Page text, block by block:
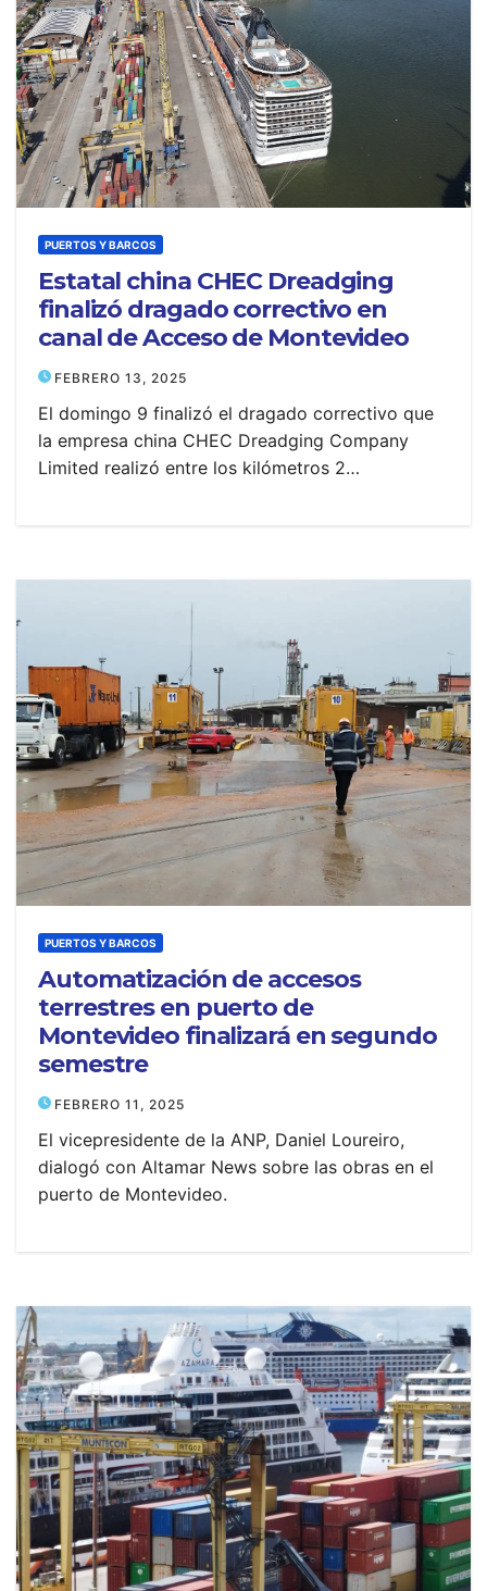
PUERTOS Y BARCOS
Estatal china CHEC Dreadging
finalizó dragado correctivo en
canal de Acceso de Montevideo
FEBRERO 13, 2025
El domingo 9 finalizó el dragado correctivo que
la empresa china CHEC Dreadging Company
Limited realizó entre los kilómetros 2…
PUERTOS Y BARCOS
Automatización de accesos
terrestres en puerto de
Montevideo finalizará en segundo
semestre
FEBRERO 11, 2025
El vicepresidente de la ANP, Daniel Loureiro,
dialogó con Altamar News sobre las obras en el
puerto de Montevideo.